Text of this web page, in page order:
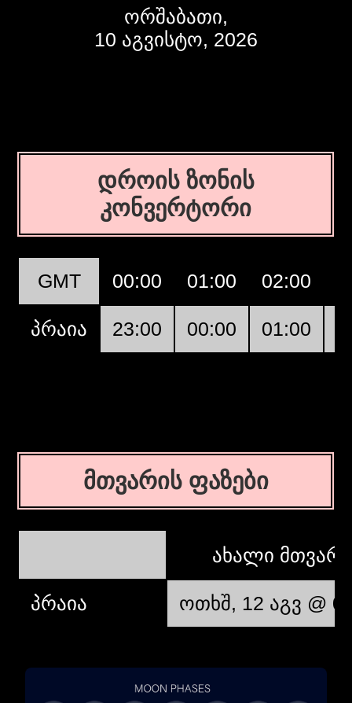
ორშაბათი,
10 აგვისტო, 2026
დროის ზონის
კონვერტორი
GMT 00:00 01:00 02:00
პრაია 23:00 00:00 01:00
მთვარის ფაზები
ახალი
პრაია ოთხშ, 12 აგვ @